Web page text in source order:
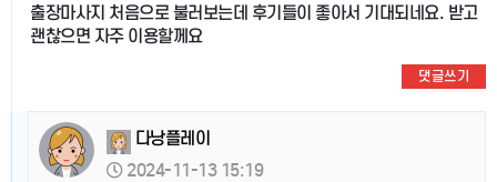
출장마사지 처음으로 불러보는데 후기들이 좋아서 기대되네요. 받고
괜찮으면 자주 이용할께요
댓글쓰기
다낭플레이
2024-11-13 15:19